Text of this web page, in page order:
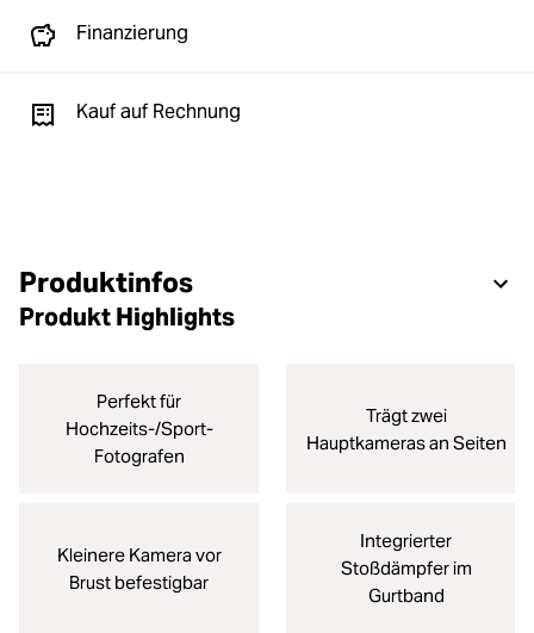
Finanzierung
Kauf auf Rechnung
Produktinfos
Produkt Highlights
Perfekt für
Hochzeits-/Sport-
Fotografen
Trägt zwei
Hauptkameras an Seiten
Kleinere Kamera vor
Brust befestigbar
Integrierter
Stoßdämpfer im
Gurtband